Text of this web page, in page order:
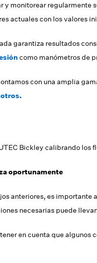
y monitorear regularmente
actuales con los valores
garantiza resultados
como manómetros de
con una amplia
Bickley calibrando los
oportunamente
anteriores, es
necesarias puede
en cuenta que